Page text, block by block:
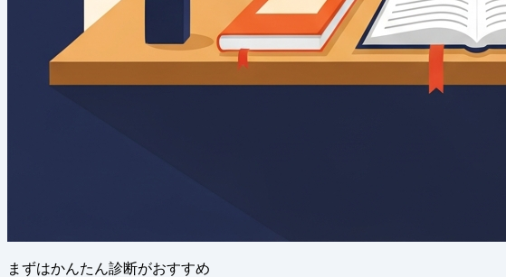
まずはかんたん診断がおすすめ